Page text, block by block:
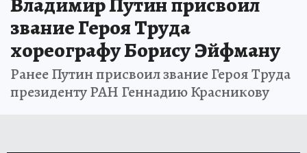
звание Героя Труда
хореографу Борису Эйфману
Ранее Путин присвоил звание Героя Труда
президенту РАН Геннадию Красникову